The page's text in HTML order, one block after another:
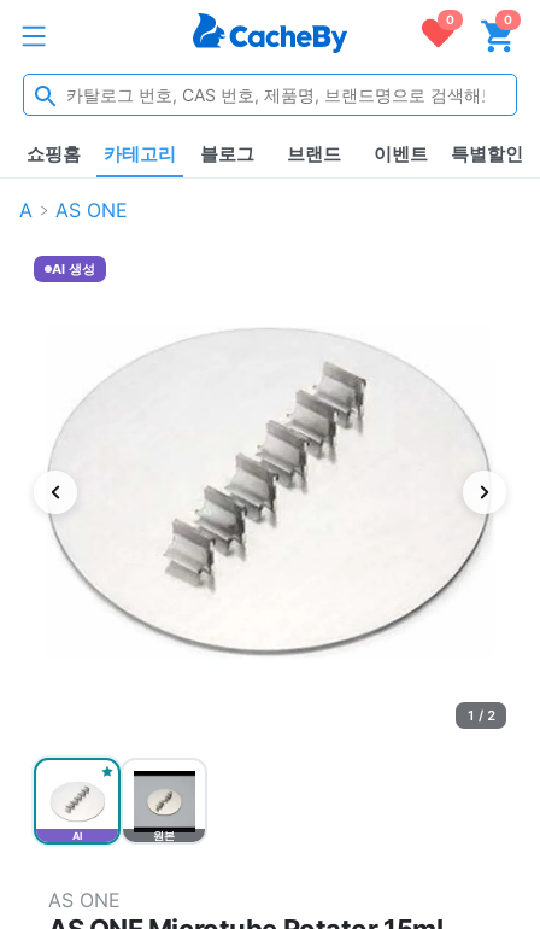
0 0
쇼핑홈 카테고리 블로그 브랜드 이벤트 특별할인
A AS ONE
AI 원본
AI 생성
1 / 2
AS ONE